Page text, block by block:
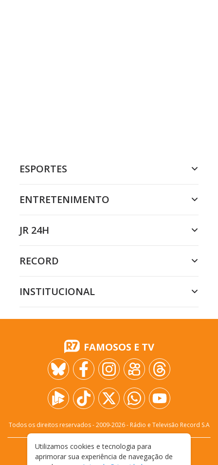
ESPORTES
ENTRETENIMENTO
JR 24H
RECORD
INSTITUCIONAL
FAMOSOS E TV
Todos os direitos reservados - 2009-2026- Rádio e Televisão Record S.A
CARREIRA FALE CONOSCO
PRIVACIDADE
Utilizamos cookies e tecnologia para
aprimorar sua experiência de navegação de